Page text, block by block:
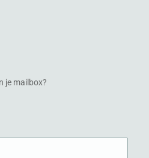
je mailbox?